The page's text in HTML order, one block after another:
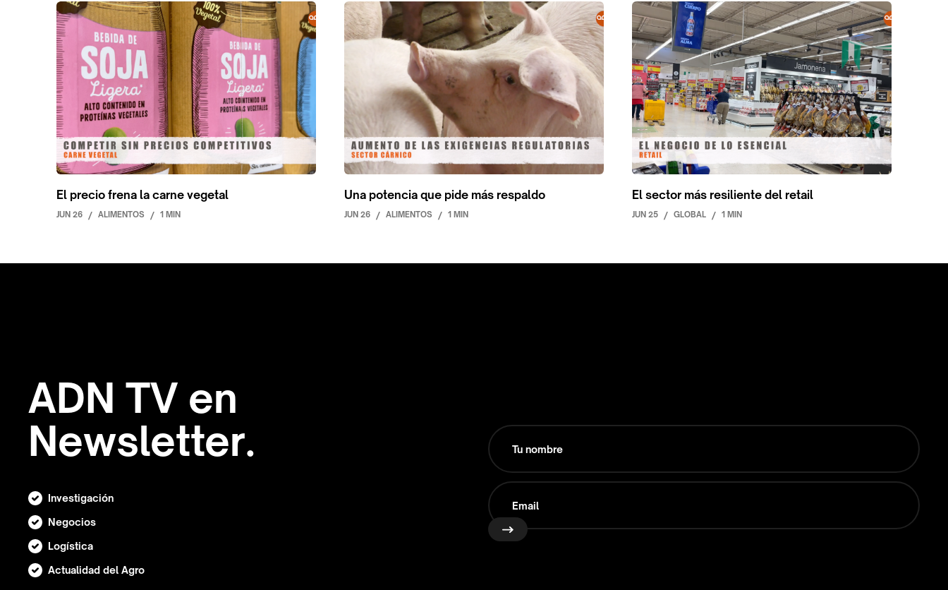
El precio frena la carne vegetal
JUN 26 / ALIMENTOS / 1 MIN
Una potencia que pide más respaldo
JUN 26 / ALIMENTOS / 1 MIN
El sector más resiliente del retail
JUN 25 / GLOBAL / 1 MIN
ADN TV en
Newsletter.
Investigación
Negocios
Logística
Actualidad del Agro